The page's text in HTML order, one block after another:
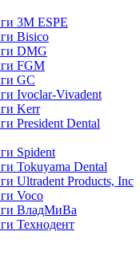
3M ESPE
Bisico
DMG
FGM
GC
Ivoclar-Vivadent
Kerr
President Dental
Spident
Tokuyama Dental
Ultradent Products, Inc
Voco
ВладМиВа
Технодент